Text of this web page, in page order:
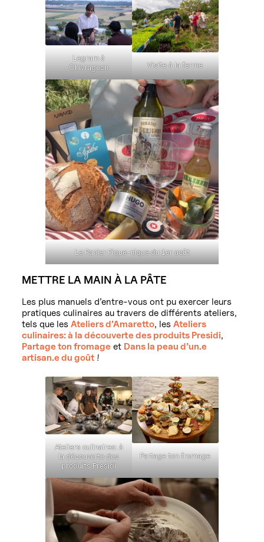
Legram à
Chivrageon
Visite à la ferme
Le Panier Pique-nique du 1er août
METTRE LA MAIN À LA PÂTE
Les plus manuels d’entre-vous ont pu exercer leurs
pratiques culinaires au travers de différents ateliers,
tels que lesAteliers d’Amaretto, lesAteliers
culinaires: à la découverte des produits Presidi,
Partage ton fromage et Dans la peau d’un.e
artisan.e du goût !
Ateliers culinaires: à
la découverte des
produits Presidi
Partage ton fromage